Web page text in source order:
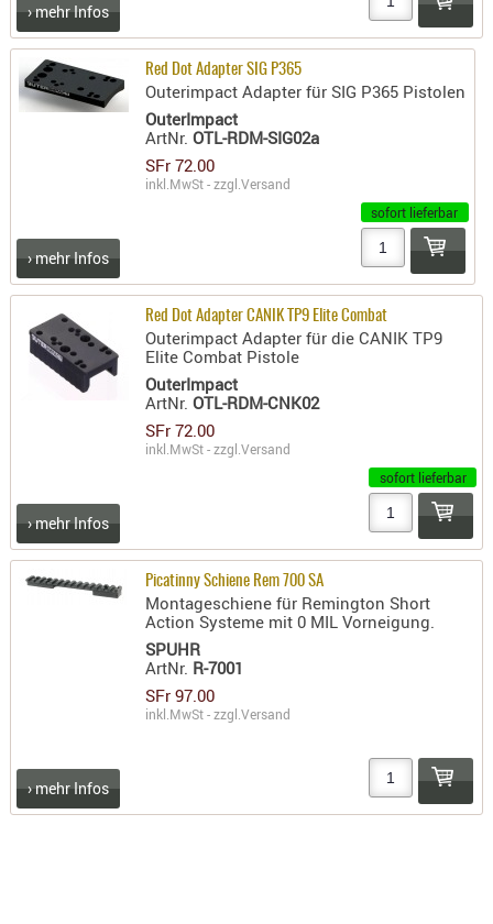
ABZÜGE
CHASSIS-
ZUBEHÖR
GRIFFE
MAGAZINE
SPUHR -
SPUHR -
VISIERE
ZF-
› mehr Infos
Red Dot Adapter SIG P365
Outerimpact Adapter für SIG P365 Pistolen
OuterImpact
ArtNr.OTL-RDM-SIG02a
SFr 72.00
inkl.MwSt - zzgl.Versand
sofort lieferbar
› mehr Infos
Red Dot Adapter CANIK TP9 Elite Combat
Outerimpact Adapter für die CANIK TP9
Elite Combat Pistole
OuterImpact
ArtNr.OTL-RDM-CNK02
SFr 72.00
inkl.MwSt - zzgl.Versand
sofort lieferbar
› mehr Infos
Picatinny Schiene Rem 700 SA
Montageschiene für Remington Short
Action Systeme mit 0 MIL Vorneigung.
SPUHR
ArtNr. R-7001
SFr 97.00
inkl.MwSt - zzgl.Versand
› mehr Infos